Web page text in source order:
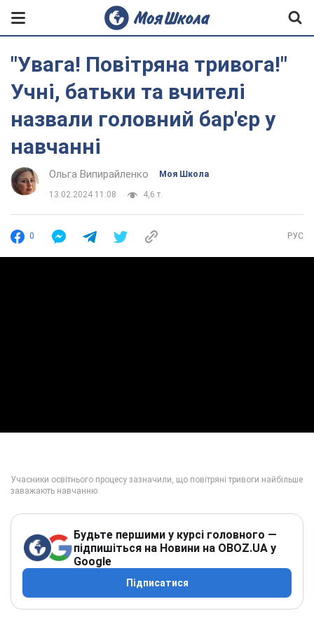
"Увага! Повітряна тривога!"
Учні, батьки та вчителі
назвали головний бар'єр у
навчанні
Ольга Випирайленко Моя Школа
13.02.2024 11:08 4,6 т.
0 РУС
Будьте першими у курсі головного —
підпишіться на Новини на OBOZ.UA у
Google
Підписатися